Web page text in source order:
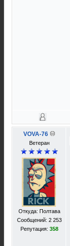
VOVA-76
Ветеран
Откуда: Полтава
Сообщений: 2 253
Репутация: 358